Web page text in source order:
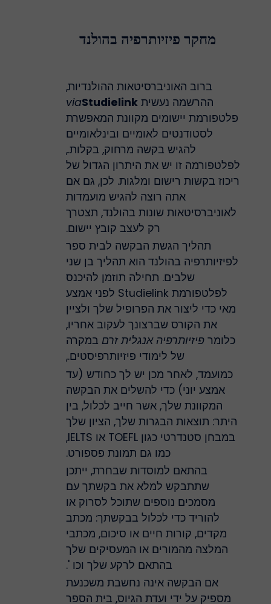
מחקר פיזיותרפיה בהולנד
ברוב האוניברסיטאות ההולנדיות,
ההרשמה נעשית
viaStudielink
פלטפורמת יישומים מקוונת המאפשרת
לסטודנטים לאומיים ובינלאומיים
להגיש בקשה מרחוק, בקלות.,
לפלטפורמה זו יש את היתרון הגדול של
ריכוז בקשות רישום ומלגות. לכן, גם אם
אתה רוצה להגיש מועמדות
לאוניברסיטאות שונות בהולנד, תצטרך
רק לעצב קובץ יישום.
תהליך הגשת הבקשה לבית ספר
לפיזיותרפיה בהולנד הוא תהליך בן שני
שלבים. תחילה תוזמן להיכנס
לפלטפורמת Studielink לפני אמצע
מאי כדי ליצור את הפרופיל שלך ולציין
את הקורס שברצונך לעקוב אחריו,
כלומרפיזיותרפיה אנגלית זרםבמקרה
של לימודי פיזיותרפיסטים.,
כמועמד, לאחר מכן יש לך כחודש (עד
אמצע יוני) כדי להשלים את הבקשה
המקוונת שלך, אשר חייב לכלול, בין
היתר: תוצאות הבגרות שלך, הציון שלך
במבחן סטנדרטי כגון TOEFL או IELTS,
כמו גם תמונת פספורט.
בהתאם למוסדות שבחרת, ייתכן
שתתבקש למלא את בקשתך עם
מסמכים נוספים שתוכל לסרוק או
להוריד כדי לכלול בבקשתך: מכתב
מקדים, קורות חיים או סיכום, מכתבי
המלצה מהמורים או המעסיקים שלך
בהתאם לרקע שלך וכו '.
אם הבקשה אינה נחשבת משכנעת
מספיק על ידי ועדת הגיוס, בית הספר